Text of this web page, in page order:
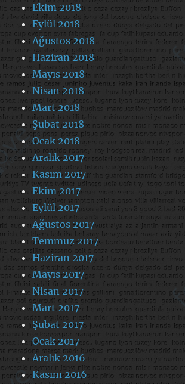
Ekim 2018
Eylül 2018
Ağustos 2018
Haziran 2018
Mayıs 2018
Nisan 2018
Mart 2018
Şubat 2018
Ocak 2018
Aralık 2017
Kasım 2017
Ekim 2017
Eylül 2017
Ağustos 2017
Temmuz 2017
Haziran 2017
Mayıs 2017
Nisan 2017
Mart 2017
Şubat 2017
Ocak 2017
Aralık 2016
Kasım 2016